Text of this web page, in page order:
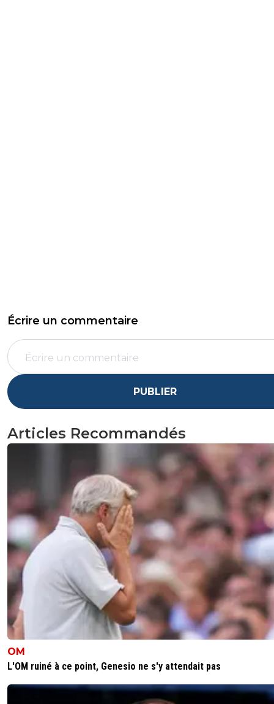
Écrire un commentaire
PUBLIER
Articles Recommandés
OM
L'OM ruiné à ce point, Genesio ne s'y attendait pas